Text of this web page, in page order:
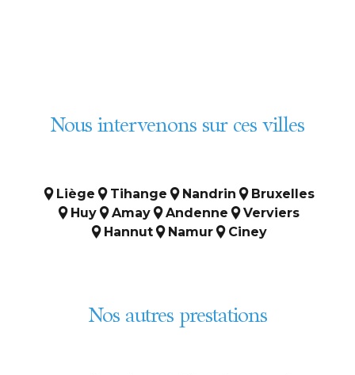
Nous intervenons sur ces villes
Liège Tihange Nandrin
Bruxelles
Huy
Amay Andenne
Verviers
Hannut
Namur Ciney
Nos autres prestations